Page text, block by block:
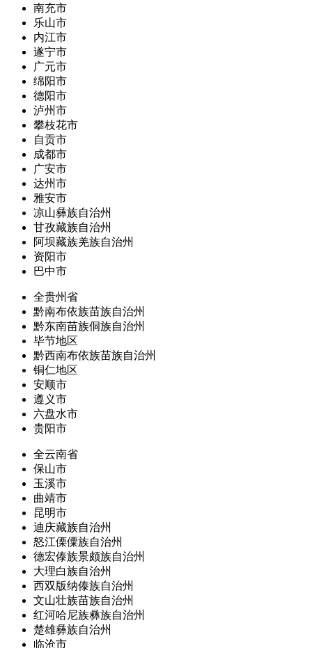
南充市
乐山市
内江市
遂宁市
广元市
绵阳市
德阳市
泸州市
攀枝花市
自贡市
成都市
广安市
达州市
雅安市
凉山彝族自治州
甘孜藏族自治州
阿坝藏族羌族自治州
资阳市
巴中市
全贵州省
黔南布依族苗族自治州
黔东南苗族侗族自治州
毕节地区
黔西南布依族苗族自治州
铜仁地区
安顺市
遵义市
六盘水市
贵阳市
全云南省
保山市
玉溪市
曲靖市
昆明市
迪庆藏族自治州
怒江傈僳族自治州
德宏傣族景颇族自治州
大理白族自治州
西双版纳傣族自治州
文山壮族苗族自治州
红河哈尼族彝族自治州
楚雄彝族自治州
临沧市